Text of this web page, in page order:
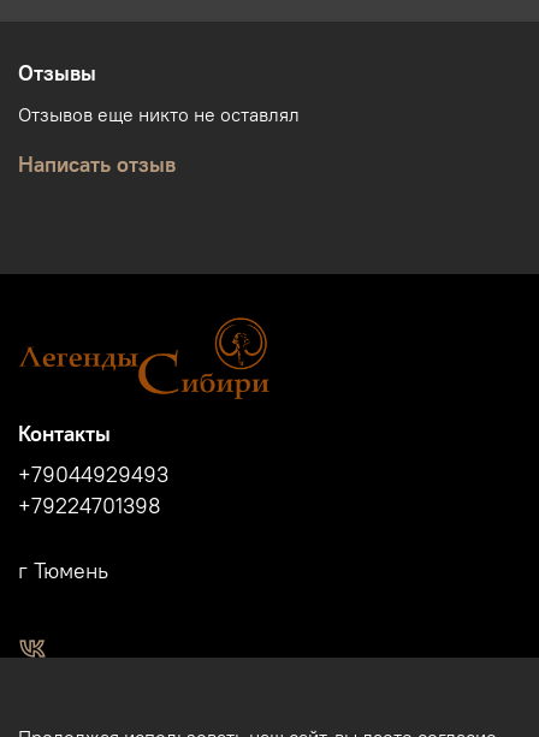
Отзывы
Отзывов еще никто не оставлял
Написать отзыв
Контакты
+79044929493
+79224701398
г Тюмень